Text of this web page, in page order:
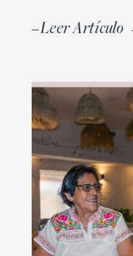
Leer Artículo